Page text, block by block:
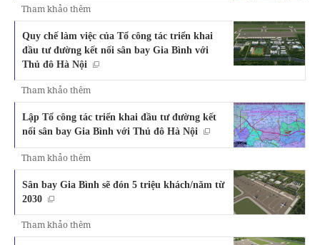
Tham khảo thêm
Quy chế làm việc của Tổ công tác triển khai
đầu tư đường kết nối sân bay Gia Bình với
Thủ đô Hà Nội
Tham khảo thêm
Lập Tổ công tác triển khai đầu tư đường kết
nối sân bay Gia Bình với Thủ đô Hà Nội
Tham khảo thêm
Sân bay Gia Bình sẽ đón 5 triệu khách/năm từ
2030
Tham khảo thêm